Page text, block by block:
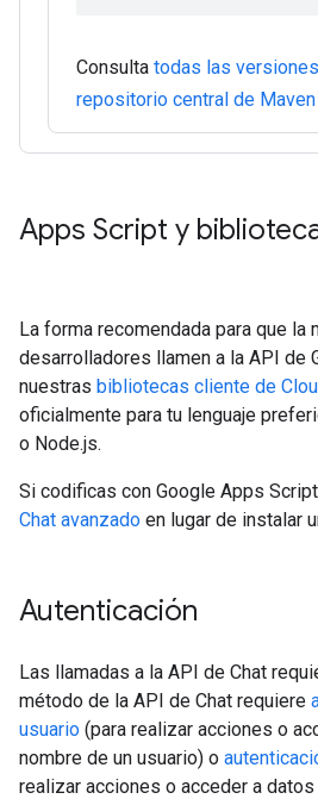
Consulta todas las
repositorio central de Maven
Apps Script y
La forma recomendada para que la
desarrolladores llamen a la API de
nuestras bibliotecas cliente de
oficialmente para tu lenguaje
o Node.js.
Si codificas con Google Apps
Chat avanzado en lugar de instalar
Autenticación
Las llamadas a la API de Chat
método de la API de Chat requiere
usuario (para realizar acciones o
nombre de un usuario) o
realizar acciones o acceder a datos